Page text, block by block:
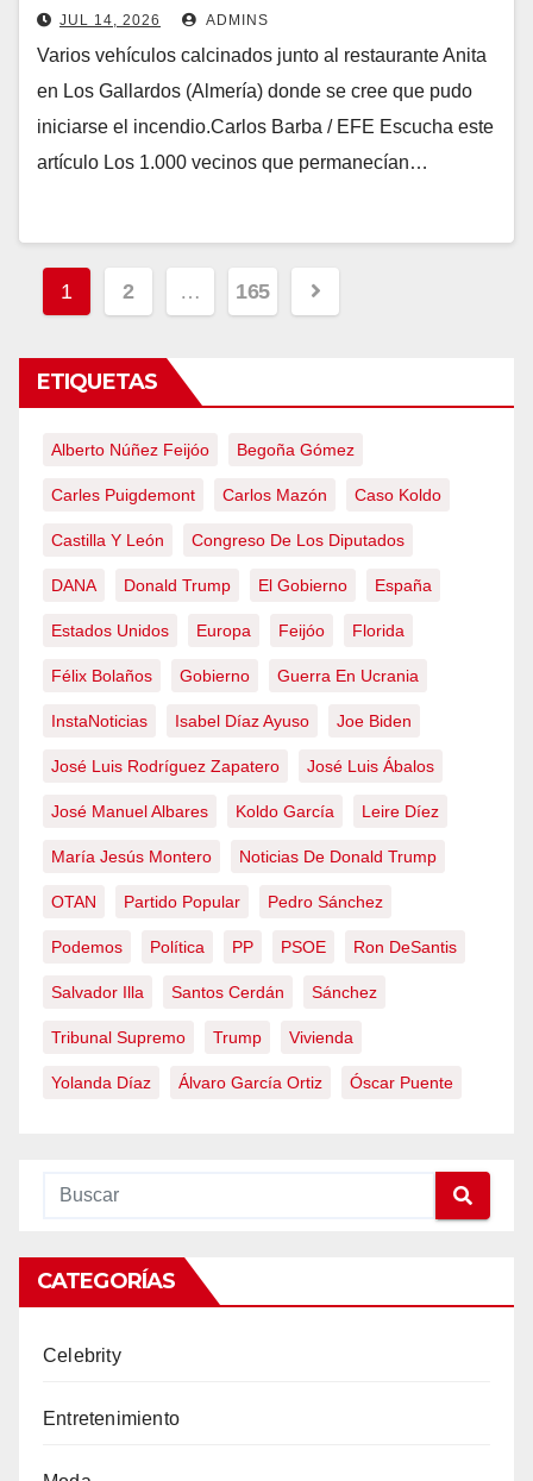
estabilizado tras arrasar 7.000
hectáreas
JUL 14, 2026 ADMINS
Varios vehículos calcinados junto al restaurante Anita
en Los Gallardos (Almería) donde se cree que pudo
iniciarse el incendio.Carlos Barba / EFE Escucha este
artículo Los 1.000 vecinos que permanecían…
Paginación
entradas
1 2 … 165
ETIQUETAS
Alberto Núñez Feijóo Begoña Gómez
Carles Puigdemont Carlos Mazón Caso Koldo
Castilla Y León Congreso De Los Diputados
DANA Donald Trump El Gobierno España
Estados Unidos Europa Feijóo Florida
Félix Bolaños Gobierno Guerra En Ucrania
InstaNoticias Isabel Díaz Ayuso Joe Biden
José Luis Rodríguez Zapatero José Luis Ábalos
José Manuel Albares Koldo García Leire Díez
María Jesús Montero Noticias De Donald Trump
OTAN Partido Popular Pedro Sánchez
Podemos Política PP PSOE Ron DeSantis
Salvador Illa Santos Cerdán Sánchez
Tribunal Supremo Trump Vivienda
Yolanda Díaz Álvaro García Ortiz Óscar Puente
CATEGORÍAS
Celebrity
Entretenimiento